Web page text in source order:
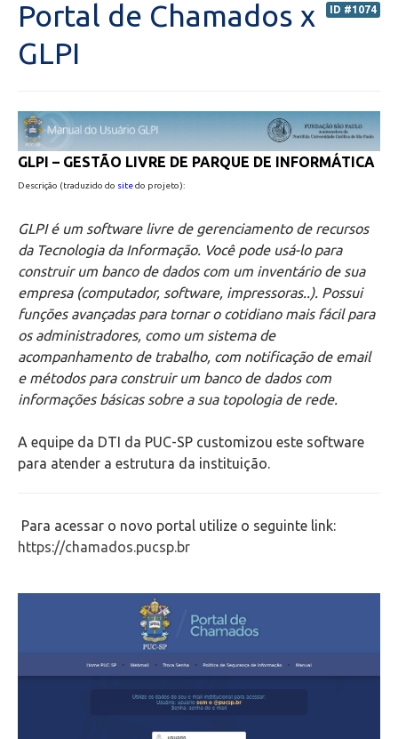
Biblioteca
Laboratórios
EAD
Suporte
Microsoft Outlook
Como limpar o cache do seu navegador
Configuração de softwares para leitura de e-mails
Totens de Impressão
Portal de Chamados
ID #1074
Portal de Chamados x
GLPI
GLPI – GESTÃO LIVRE DE PARQUE DE INFORMÁTICA
Descrição (traduzido do sitedo projeto):
GLPI é um software livre de gerenciamento de recursos
da Tecnologia da Informação. Você pode usá-lo para
construir um banco de dados com um inventário de sua
empresa (computador, software, impressoras..). Possui
funções avançadas para tornar o cotidiano mais fácil para
os administradores, como um sistema de
acompanhamento de trabalho, com notificação de email
e métodos para construir um banco de dados com
informações básicas sobre a sua topologia de rede.
A equipe da DTI da PUC-SP customizou este software
para atender a estrutura da instituição.
Para acessar o novo portal utilize o seguinte link:
https://chamados.pucsp.br